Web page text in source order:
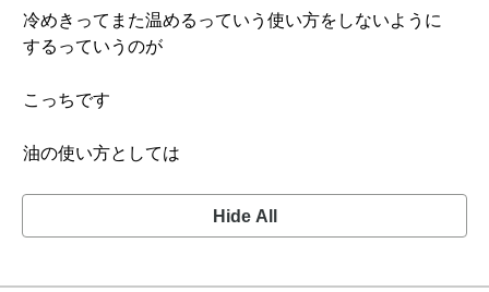
冷めきってまた温めるっていう使い方をしないように
するっていうのが
こっちです
油の使い方としては
Hide All